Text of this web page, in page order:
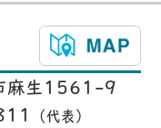
麻生1561-9
（代表）